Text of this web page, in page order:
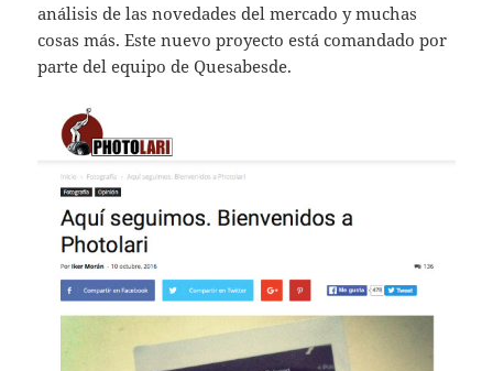
análisis de las novedades del mercado y muchas
cosas más. Este nuevo proyecto está comandado por
parte del equipo de Quesabesde.